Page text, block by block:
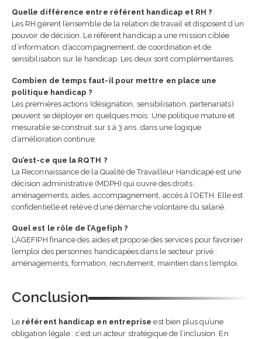
Quelle différence entre référent handicap et RH ?
Les RH gèrent l’ensemble de la relation de travail et disposent d’un
pouvoir de décision. Le référent handicap a une mission ciblée
d’information, d’accompagnement, de coordination et de
sensibilisation sur le handicap. Les deux sont complémentaires.
Combien de temps faut-il pour mettre en place une
politique handicap ?
Les premières actions (désignation, sensibilisation, partenariats)
peuvent se déployer en quelques mois. Une politique mature et
mesurable se construit sur 1 à 3 ans, dans une logique
d’amélioration continue.
Qu’est-ce que la RQTH ?
La Reconnaissance de la Qualité de Travailleur Handicapé est une
décision administrative (MDPH) qui ouvre des droits :
aménagements, aides, accompagnement, accès à l’OETH. Elle est
confidentielle et relève d’une démarche volontaire du salarié.
Quel est le rôle de l’Agefiph ?
L’AGEFIPH finance des aides et propose des services pour favoriser
l’emploi des personnes handicapées dans le secteur privé :
aménagements, formation, recrutement, maintien dans l’emploi.
Conclusion
Le référent handicap en entreprise est bien plus qu’une
obligation légale : c’est un acteur stratégique de l’inclusion. En